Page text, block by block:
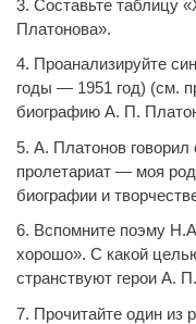
3. Составьте таблицу
Платонова».
4. Проанализируйте
годы — 1951 год) (см.
биографию А. П.
5. А. Платонов говорил
пролетариат — моя
биографии и
6. Вспомните поэму
хорошо». С какой
странствуют герои А.
7. Прочитайте один из